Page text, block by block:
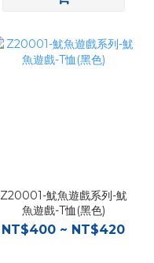
Z20001-魷魚遊戲系列-魷
魚遊戲-T恤(黑色)
NT$400 ~ NT$420